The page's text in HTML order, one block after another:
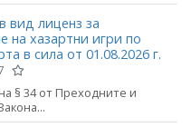
вид лиценз за
на хазартни игри по
в сила от 01.08.2026 г.
§ 34 от Преходните и